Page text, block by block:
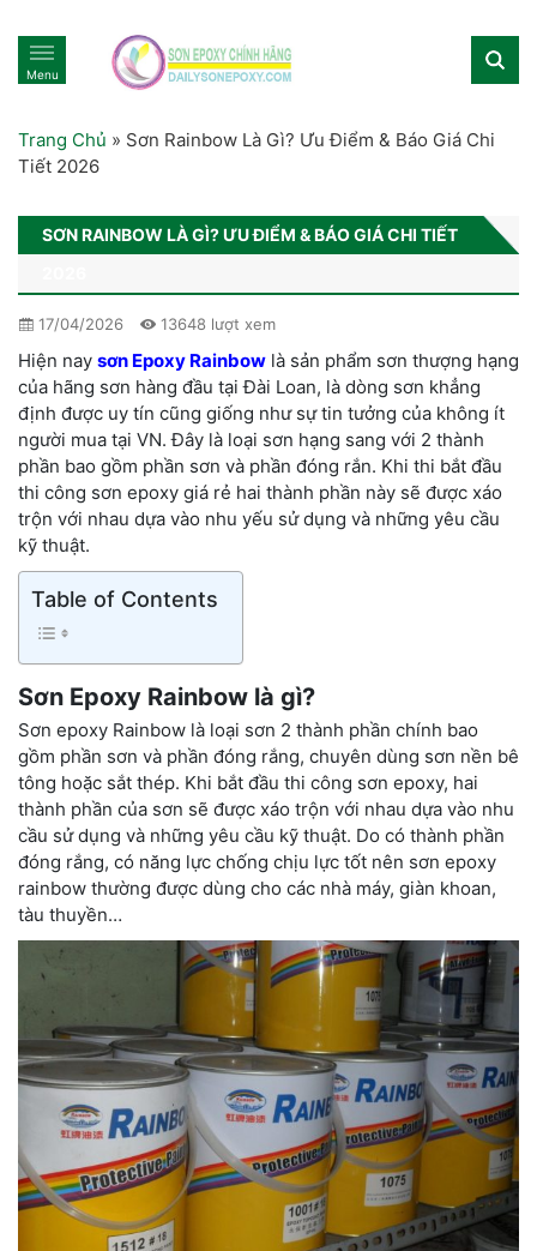
Menu
Trang Chủ » Sơn Rainbow Là Gì? Ưu Điểm & Báo Giá Chi
Tiết 2026
SƠN RAINBOW LÀ GÌ? ƯU ĐIỂM & BÁO GIÁ CHI TIẾT
17/04/2026 13648 lượt xem
Hiện nay sơn Epoxy Rainbow là sản phẩm sơn thượng hạng
của hãng sơn hàng đầu tại Đài Loan, là dòng sơn khẳng
định được uy tín cũng giống như sự tin tưởng của không ít
người mua tại VN. Đây là loại sơn hạng sang với 2 thành
phần bao gồm phần sơn và phần đóng rắn. Khi thi bắt đầu
thi công sơn epoxy giá rẻ hai thành phần này sẽ được xáo
trộn với nhau dựa vào nhu yếu sử dụng và những yêu cầu
kỹ thuật.
Table of Contents
Sơn Epoxy Rainbow là gì?
Sơn epoxy Rainbow là loại sơn 2 thành phần chính bao
gồm phần sơn và phần đóng rắng, chuyên dùng sơn nền bê
tông hoặc sắt thép. Khi bắt đầu thi công sơn epoxy, hai
thành phần của sơn sẽ được xáo trộn với nhau dựa vào nhu
cầu sử dụng và những yêu cầu kỹ thuật. Do có thành phần
đóng rắng, có năng lực chống chịu lực tốt nên sơn epoxy
rainbow thường được dùng cho các nhà máy, giàn khoan,
tàu thuyền…